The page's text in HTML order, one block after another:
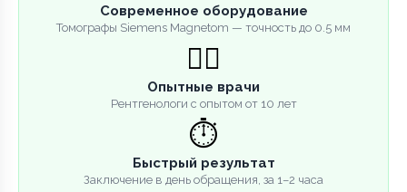
Современное оборудование
Томографы Siemens Magnetom — точность до 0.5 мм
👨‍⚕️
Опытные врачи
Рентгенологи с опытом от 10 лет
⏱️
Быстрый результат
Заключение в день обращения, за 1–2 часа